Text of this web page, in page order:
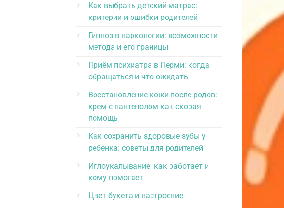
Как выбрать детский матрас:
критерии и ошибки родителей
Гипноз в наркологии: возможности
метода и его границы
Приём психиатра в Перми: когда
обращаться и что ожидать
Восстановление кожи после родов:
крем с пантенолом как скорая
помощь
Как сохранить здоровые зубы у
ребенка: советы для родителей
Иглоукалывание: как работает и
кому помогает
Цвет букета и настроение